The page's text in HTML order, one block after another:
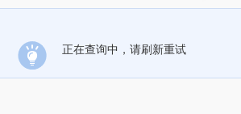
正在查询中，请刷新重试